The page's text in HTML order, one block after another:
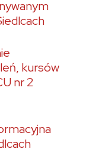
kursów
nr 2